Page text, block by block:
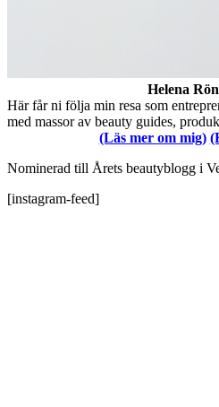
Helena
Här får ni följa min resa som
med massor av beauty guides,
(Läs mer om mig)
Nominerad till Årets beautyblogg i
[instagram-feed]